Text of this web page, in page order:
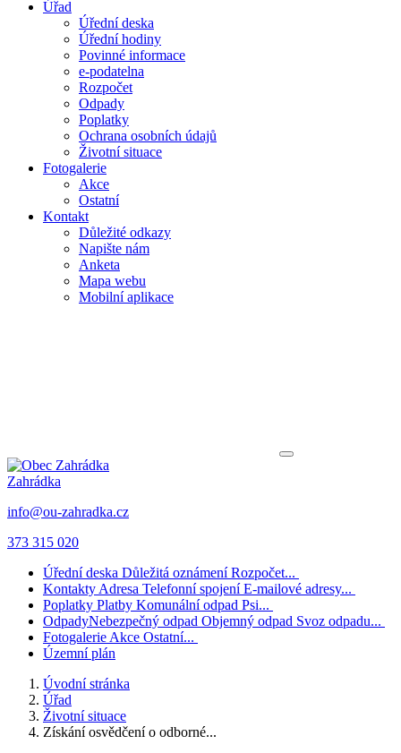
Úřad
Úřední deska
Úřední hodiny
Povinné informace
e-podatelna
Rozpočet
Odpady
Poplatky
Ochrana osobních údajů
Životní situace
Fotogalerie
Akce
Ostatní
Kontakt
Důležité odkazy
Napište nám
Anketa
Mapa webu
Mobilní aplikace
Zahrádka
info@ou-zahradka.cz
373 315 020
Úřední deska Důležitá oznámení Rozpočet...
Kontakty Adresa Telefonní spojení E-mailové adresy...
Poplatky Platby Komunální odpad Psi...
OdpadyNebezpečný odpad Objemný odpad Svoz odpadu...
Fotogalerie Akce Ostatní...
Územní plán
Úvodní stránka
Úřad
Životní situace
Získání osvědčení o odborné...